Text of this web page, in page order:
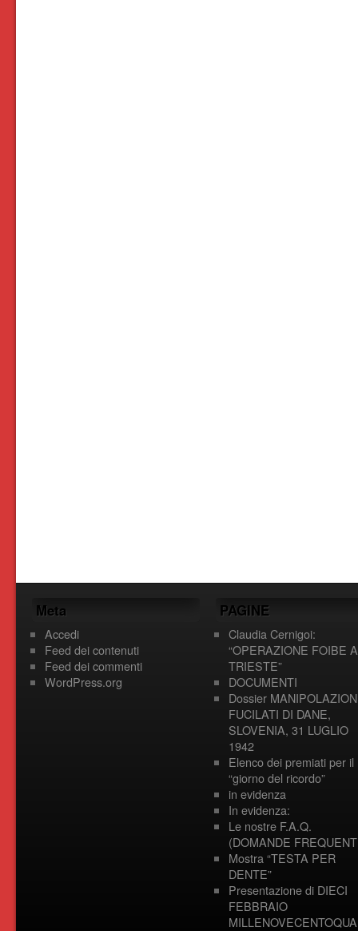
Meta
Accedi
Feed dei contenuti
Feed dei commenti
WordPress.org
PAGINE
Claudia Cernigoi:
“OPERAZIONE FOIBE A
TRIESTE”
DOCUMENTI
Dossier
FUCILATI DI DANE,
SLOVENIA, 31 LUGLIO
1942
Elenco dei premiati per il
“giorno del ricordo”
in evidenza
In evidenza:
Le nostre F.A.Q.
(DOMANDE
Mostra “TESTA PER
DENTE”
Presentazione di DIECI
FEBBRAIO